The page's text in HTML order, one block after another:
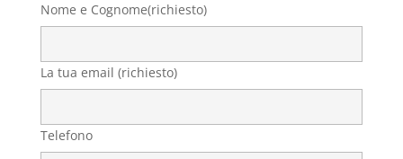
Nome e Cognome(richiesto)
La tua email (richiesto)
Telefono